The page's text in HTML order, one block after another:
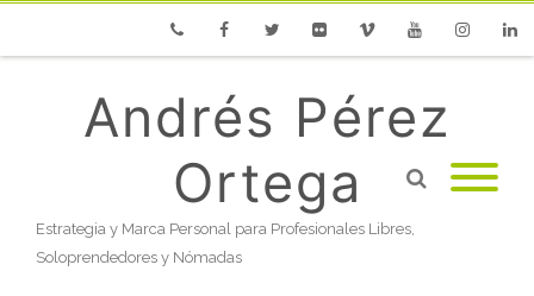
Andrés Pérez
Ortega
Estrategia y Marca Personal para Profesionales Libres,
Soloprendedores y Nómadas